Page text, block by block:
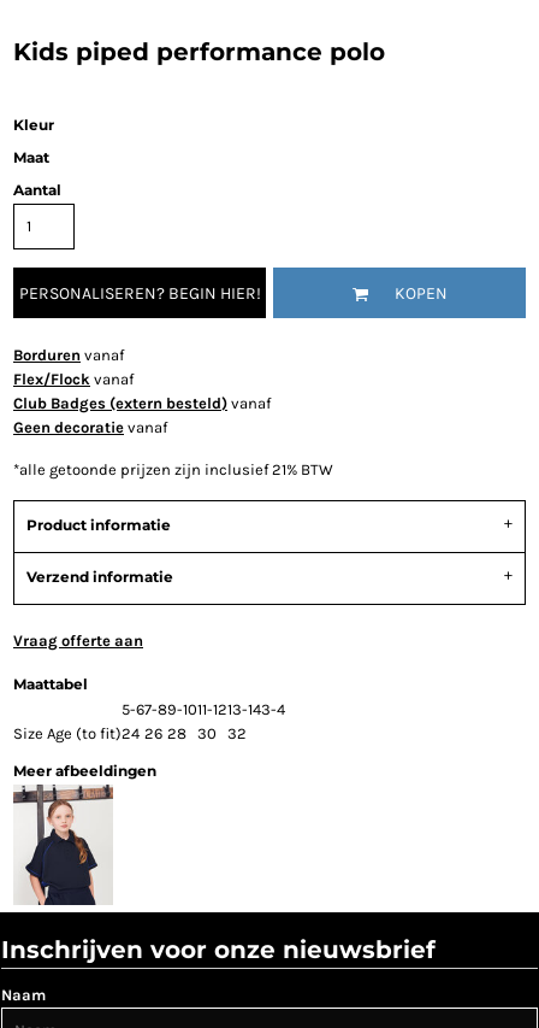
Kids piped performance polo
Kleur
Maat
Aantal
PERSONALISEREN? BEGIN HIER! KOPEN
Borduren vanaf
Flex/Flock vanaf
Club Badges (extern besteld) vanaf
Geen decoratie vanaf
*alle getoonde prijzen zijn inclusief 21% BTW
Product informatie
Verzend informatie
Vraag offerte aan
Maattabel
5-67-89-1011-1213-143-4
Size Age (to fit)24 26 28 30 32
Meer afbeeldingen
Inschrijven voor onze nieuwsbrief
Naam